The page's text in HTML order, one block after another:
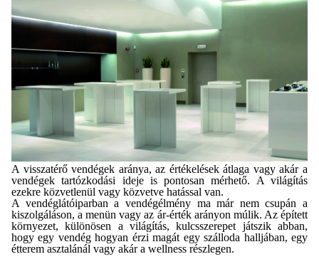
A visszatérő vendégek aránya, az értékelések átlaga vagy akár a
vendégek tartózkodási ideje is pontosan mérhető. A világítás
ezekre közvetlenül vagy közvetve hatással van.
A vendéglátóiparban a vendégélmény ma már nem csupán a
kiszolgáláson, a menün vagy az ár-érték arányon múlik. Az épített
környezet, különösen a világítás, kulcsszerepet játszik abban,
hogy egy vendég hogyan érzi magát egy szálloda halljában, egy
étterem asztalánál vagy akár a wellness részlegen.